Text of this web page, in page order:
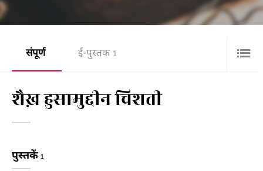
संपूर्ण ई-पुस्तक 1
शैख़ हुसामुद्दीन चिशती
पुस्तकें 1